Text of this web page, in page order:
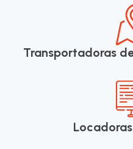
Transportadoras